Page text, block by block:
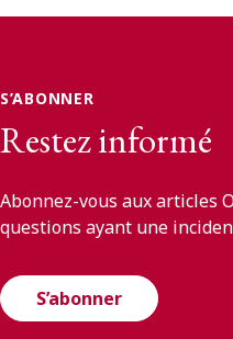
S’ABONNER
Restez informé
Abonnez-vous aux articles
questions ayant une
S’abonner